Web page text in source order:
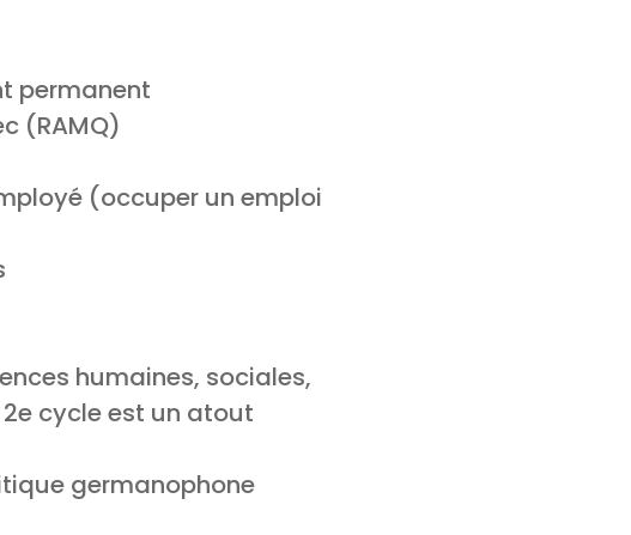
permanent
(RAMQ)
(occuper un emploi
humaines, sociales,
cycle est un atout
germanophone